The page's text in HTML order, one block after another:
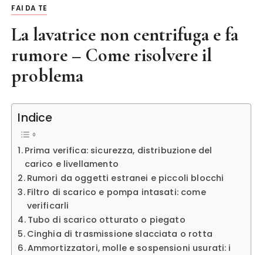
FAI DA TE
La lavatrice non centrifuga e fa
rumore – Come risolvere il
problema
Indice
Prima verifica: sicurezza, distribuzione del
carico e livellamento
Rumori da oggetti estranei e piccoli blocchi
Filtro di scarico e pompa intasati: come
verificarli
Tubo di scarico otturato o piegato
Cinghia di trasmissione slacciata o rotta
Ammortizzatori, molle e sospensioni usurati: i